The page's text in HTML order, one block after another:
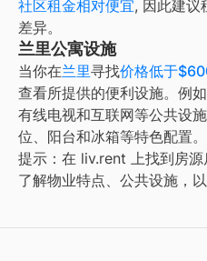
社区租金相对便宜, 因此建议
差异。
兰里公寓设施
当你在兰里寻找价格低于
查看所提供的便利设施。例
有线电视和互联网等公共设
位、阳台和冰箱等特色配置。
提示：在 liv.rent 上找到房源
了解物业特点、公共设施，